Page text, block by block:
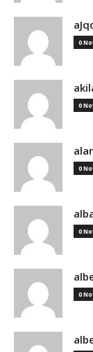
0
0
0
0
0